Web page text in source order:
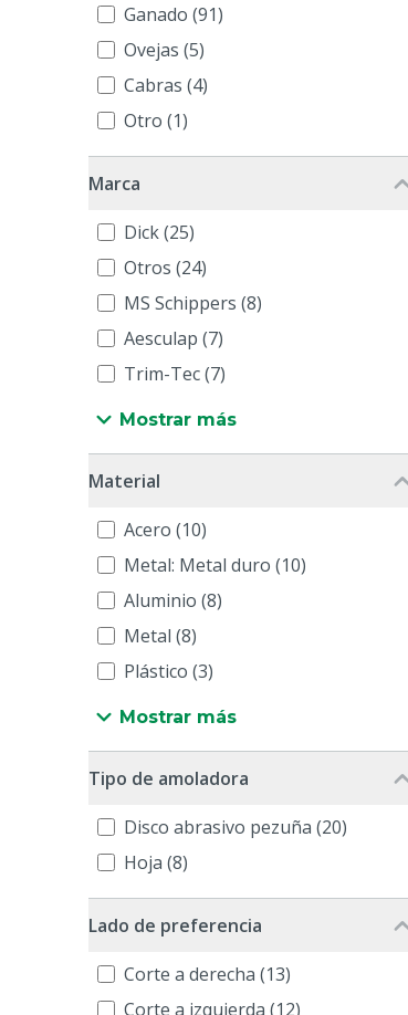
Ganado (91)
Ovejas (5)
Cabras (4)
Otro (1)
Marca
Dick (25)
Otros (24)
MS Schippers (8)
Aesculap (7)
Trim-Tec (7)
Mostrar más
Material
Acero (10)
Metal: Metal duro (10)
Aluminio (8)
Metal (8)
Plástico (3)
Mostrar más
Tipo de amoladora
Disco abrasivo pezuña (20)
Hoja (8)
Lado de preferencia
Corte a derecha (13)
Corte a izquierda (12)